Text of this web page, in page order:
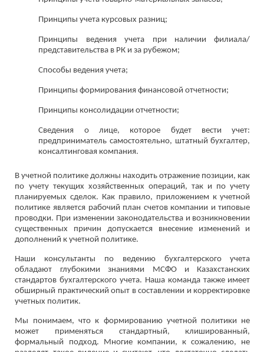
Принципы учета курсовых разниц;
Принципы ведения учета при наличии филиала/
представительства в РК и за рубежом;
Способы ведения учета;
Принципы формирования финансовой отчетности;
Принципы консолидации отчетности;
Сведения о лице, которое будет вести учет:
предприниматель самостоятельно, штатный бухгалтер,
консалтинговая компания.
В учетной политике должны находить отражение позиции, как
по учету текущих хозяйственных операций, так и по учету
планируемых сделок. Как правило, приложением к учетной
политике является рабочий план счетов компании и типовые
проводки. При изменении законодательства и возникновении
существенных причин допускается внесение изменений и
дополнений к учетной политике.
Наши консультанты по ведению бухгалтерского учета
обладают глубокими знаниями МСФО и Казахстанских
стандартов бухгалтерского учета. Наша команда также имеет
обширный практический опыт в составлении и корректировке
учетных политик.
Мы понимаем, что к формированию учетной политики не
может применяться стандартный, клишированный,
формальный подход. Многие компании, к сожалению, не